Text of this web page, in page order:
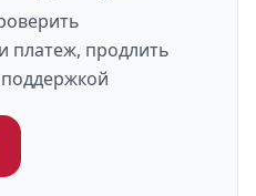
платеж, продлить
поддержкой